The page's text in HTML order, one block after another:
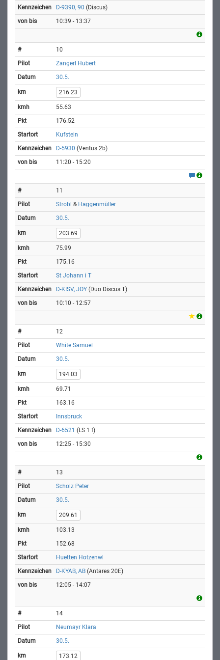
D-9390, 90 (Discus)
10:39 - 13:37
10
Zangerl Hubert
30.5.
216.23
55.63
176.52
Kufstein
D-5930 (Ventus 2b)
11:20 - 15:20
11
Strobl & Haggenmüller
30.5.
203.69
75.99
175.16
St Johann i T
D-KISV, JOY (Duo Discus T)
10:10 - 12:57
12
White Samuel
30.5.
194.03
69.71
163.16
Innsbruck
D-6521 (LS 1 f)
12:25 - 15:30
13
Scholz Peter
30.5.
209.61
103.13
152.68
Huetten Hotzenwl
D-KYAB, AB (Antares 20E)
12:05 - 14:07
14
Neumayr Klara
30.5.
173.12